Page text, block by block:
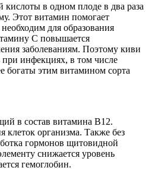
в одном плоде в два раза
Этот витамин помогает
для образования
С повышается
заболеваниям. Поэтому киви
при инфекциях, в том числе
богаты этим витамином сорта
в состав витамина В12.
клеток организма. Также без
гормонов щитовидной
снижается уровень
гемоглобин.